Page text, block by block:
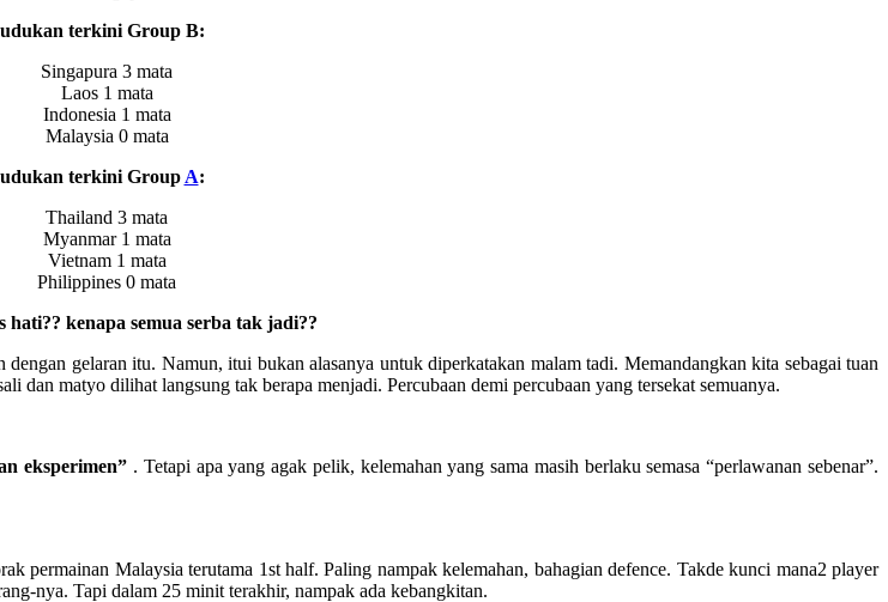
terkini Group B:
Singapura 3 mata
Laos 1 mata
Indonesia 1 mata
Malaysia 0 mata
terkini Group A:
Thailand 3 mata
Myanmar 1 mata
Vietnam 1 mata
Philippines 0 mata
hati?? kenapa semua serba tak jadi??
gelaran itu. Namun, itui bukan alasanya untuk diperkatakan malam tadi. Memandangkan kita sebagai tuan
dan matyo dilihat langsung tak berapa menjadi. Percubaan demi percubaan yang tersekat semuanya.
eksperimen” . Tetapi apa yang agak pelik, kelemahan yang sama masih berlaku semasa “perlawanan sebenar”.
permainan Malaysia terutama 1st half. Paling nampak kelemahan, bahagian defence. Takde kunci mana2 player
nya. Tapi dalam 25 minit terakhir, nampak ada kebangkitan.